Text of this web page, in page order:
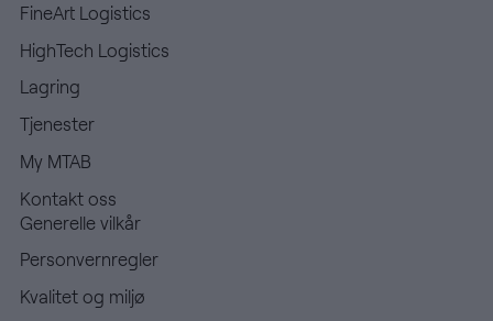
FineArt Logistics
HighTech Logistics
Lagring
Tjenester
My MTAB
Kontakt oss
Generelle vilkår
Personvernregler
Kvalitet og miljø